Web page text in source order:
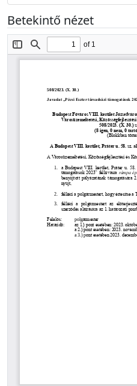
Betekintő nézet